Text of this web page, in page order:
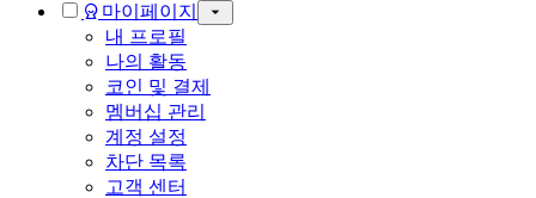
마이페이지
내 프로필
나의 활동
코인 및 결제
멤버십 관리
계정 설정
차단 목록
고객 센터